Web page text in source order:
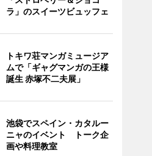
ラ」のスイーツビュッフェ
トキワ荘マンガミュージア
ムで「ギャグマンガの王様
誕生 赤塚不二夫展」
池袋でスペイン・カタルー
ニャのイベント トーク企
画や料理教室